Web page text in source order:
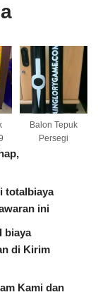
Balon Tepuk
Persegi
totalbiaya
ini
biaya
di Kirim
Kami dan